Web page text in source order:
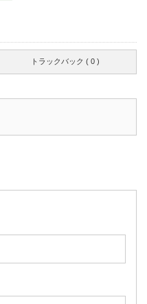
トラックバック ( 0 )